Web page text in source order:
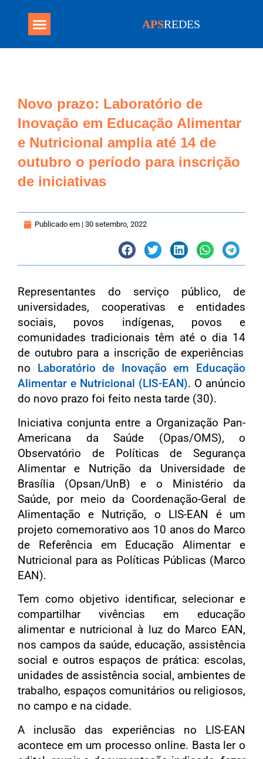
APSREDES
Novo prazo: Laboratório de
Inovação em Educação Alimentar
e Nutricional amplia até 14 de
outubro o período para inscrição
de iniciativas
Publicado em | 30 setembro, 2022
Representantes do serviço público, de
universidades, cooperativas e entidades
sociais, povos indígenas, povos e
comunidades tradicionais têm até o dia 14
de outubro para a inscrição de experiências
no Laboratório de Inovação em Educação
Alimentar e Nutricional (LIS-EAN). O anúncio
do novo prazo foi feito nesta tarde (30).
Iniciativa conjunta entre a Organização Pan-
Americana da Saúde (Opas/OMS), o
Observatório de Políticas de Segurança
Alimentar e Nutrição da Universidade de
Brasília (Opsan/UnB) e o Ministério da
Saúde, por meio da Coordenação-Geral de
Alimentação e Nutrição, o LIS-EAN é um
projeto comemorativo aos 10 anos do Marco
de Referência em Educação Alimentar e
Nutricional para as Políticas Públicas (Marco
EAN).
Tem como objetivo identificar, selecionar e
compartilhar vivências em educação
alimentar e nutricional à luz do Marco EAN,
nos campos da saúde, educação, assistência
social e outros espaços de prática: escolas,
unidades de assistência social, ambientes de
trabalho, espaços comunitários ou religiosos,
no campo e na cidade.
A inclusão das experiências no LIS-EAN
acontece em um processoonline. Basta ler o